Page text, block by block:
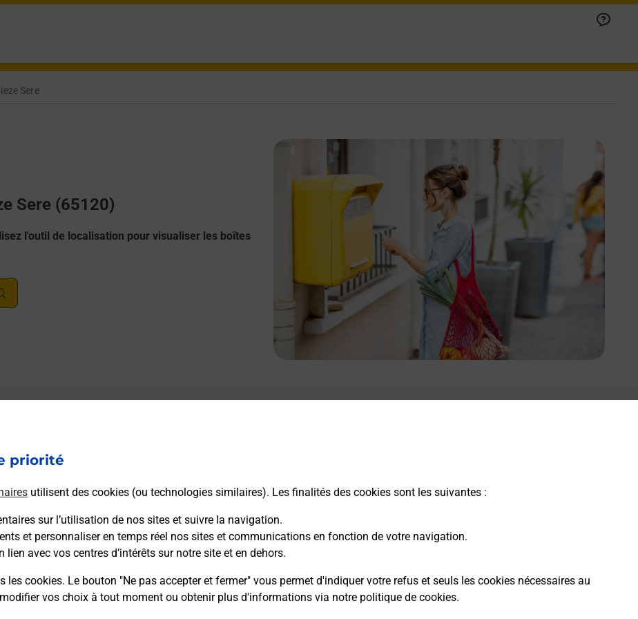
priorité
utilisent des cookies (ou technologies similaires). Les finalités des cookies sont les suivantes :
sur l’utilisation de nos sites et suivre la navigation.
et personnaliser en temps réel nos sites et communications en fonction de votre navigation.
avec vos centres d’intérêts sur notre site et en dehors.
les cookies. Le bouton "Ne pas accepter et fermer" vous permet d'indiquer votre refus et seuls les cookies nécessaires au
vos choix à tout moment ou obtenir plus d'informations via notre politique de cookies.
Sere
Sere (65120)
l'outil de localisation pour visualiser les boîtes
Carrere Deth Palanquet
65120 Esquieze Sere